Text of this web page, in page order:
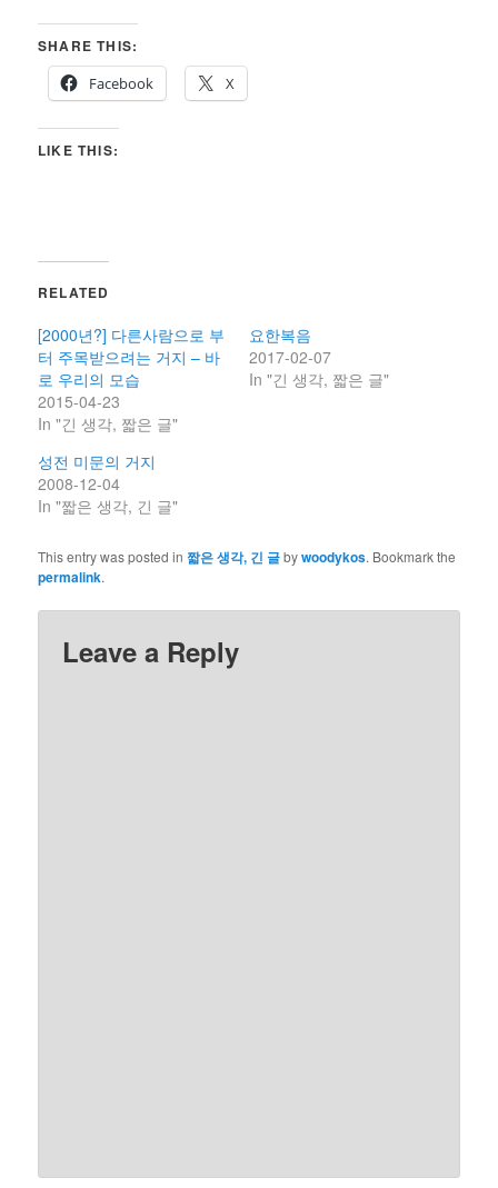
SHARE THIS:
Facebook
X
LIKE THIS:
RELATED
[2000년?] 다른사람으로 부
터 주목받으려는 거지 – 바
로 우리의 모습
2015-04-23
In "긴 생각, 짧은 글"
요한복음
2017-02-07
In "긴 생각, 짧은 글"
성전 미문의 거지
2008-12-04
In "짧은 생각, 긴 글"
This entry was posted in짧은 생각, 긴 글bywoodykos. Bookmark the
permalink.
Leave a Reply